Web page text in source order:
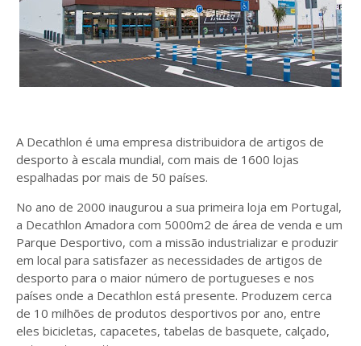
A Decathlon é uma empresa distribuidora de artigos de
desporto à escala mundial, com mais de 1600 lojas
espalhadas por mais de 50 países.
No ano de 2000 inaugurou a sua primeira loja em Portugal,
a Decathlon Amadora com 5000m2 de área de venda e um
Parque Desportivo, com a missão industrializar e produzir
em local para satisfazer as necessidades de artigos de
desporto para o maior número de portugueses e nos
países onde a Decathlon está presente. Produzem cerca
de 10 milhões de produtos desportivos por ano, entre
eles bicicletas, capacetes, tabelas de basquete, calçado,